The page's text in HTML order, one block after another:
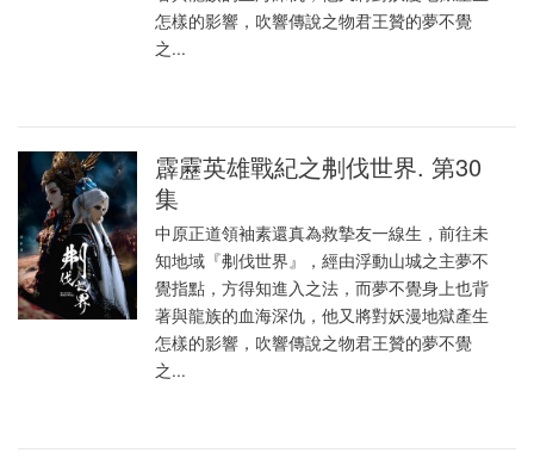
怎樣的影響，吹響傳說之物君王贊的夢不覺
之...
霹靂英雄戰紀之刜伐世界. 第30
集
中原正道領袖素還真為救摯友一線生，前往未
知地域『刜伐世界』，經由浮動山城之主夢不
覺指點，方得知進入之法，而夢不覺身上也背
著與龍族的血海深仇，他又將對妖漫地獄產生
怎樣的影響，吹響傳說之物君王贊的夢不覺
之...